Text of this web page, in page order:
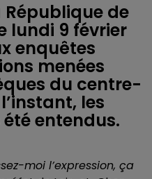
de
lundi 9 février
enquêtes
menées
du centre-
les
entendus.
moi l’expression, ça